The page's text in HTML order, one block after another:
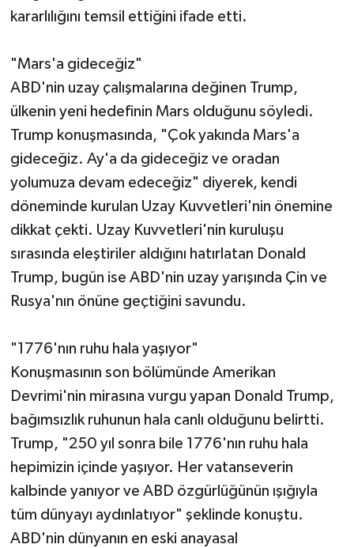
kararlılığını temsil ettiğini ifade etti.
"Mars'a gideceğiz"
ABD'nin uzay çalışmalarına değinen Trump,
ülkenin yeni hedefinin Mars olduğunu söyledi.
Trump konuşmasında, "Çok yakında Mars'a
gideceğiz. Ay'a da gideceğiz ve oradan
yolumuza devam edeceğiz" diyerek, kendi
döneminde kurulan Uzay Kuvvetleri'nin önemine
dikkat çekti. Uzay Kuvvetleri'nin kuruluşu
sırasında eleştiriler aldığını hatırlatan Donald
Trump, bugün ise ABD'nin uzay yarışında Çin ve
Rusya'nın önüne geçtiğini savundu.
"1776'nın ruhu hala yaşıyor"
Konuşmasının son bölümünde Amerikan
Devrimi'nin mirasına vurgu yapan Donald Trump,
bağımsızlık ruhunun hala canlı olduğunu belirtti.
Trump, "250 yıl sonra bile 1776'nın ruhu hala
hepimizin içinde yaşıyor. Her vatanseverin
kalbinde yanıyor ve ABD özgürlüğünün ışığıyla
tüm dünyayı aydınlatıyor" şeklinde konuştu.
ABD'nin dünyanın en eski anayasal